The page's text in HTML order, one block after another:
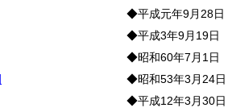
◆平成元年9月28日
◆平成3年9月19日
◆昭和60年7月1日
◆昭和53年3月24日
◆平成12年3月30日